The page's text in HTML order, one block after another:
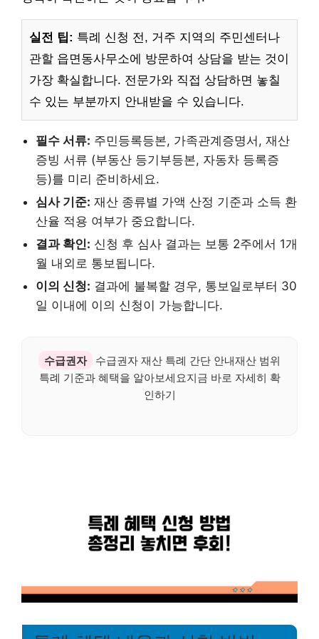
실전 팁: 특례 신청 전, 거주 지역의 주민센터나
관할 읍면동사무소에 방문하여 상담을 받는 것이
가장 확실합니다. 전문가와 직접 상담하면 놓칠
수 있는 부분까지 안내받을 수 있습니다.
필수 서류: 주민등록등본, 가족관계증명서, 재산
증빙 서류 (부동산 등기부등본, 자동차 등록증
등)를 미리 준비하세요.
심사 기준: 재산 종류별 가액 산정 기준과 소득 환
산율 적용 여부가 중요합니다.
결과 확인: 신청 후 심사 결과는 보통 2주에서 1개
월 내외로 통보됩니다.
이의 신청: 결과에 불복할 경우, 통보일로부터 30
일 이내에 이의 신청이 가능합니다.
수급권자
수급권자 재산 특례 간단 안내재산 범위
특례 기준과 혜택을 알아보세요지금 바로 자세히 확
인하기